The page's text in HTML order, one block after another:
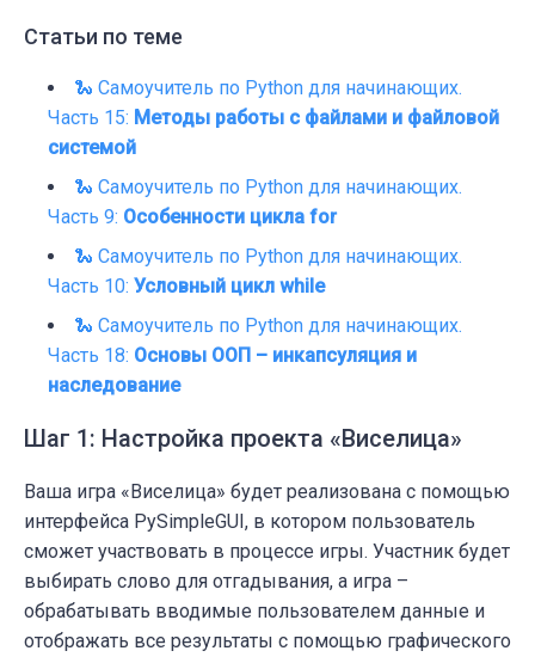
Статьи по теме
🐍 Самоучитель по Python для начинающих.
Часть 15: Методы работы с файлами и файловой
системой
🐍 Самоучитель по Python для начинающих.
Часть 9: Особенности цикла for
🐍 Самоучитель по Python для начинающих.
Часть 10: Условный цикл while
🐍 Самоучитель по Python для начинающих.
Часть 18: Основы ООП – инкапсуляция и
наследование
Шаг 1: Настройка проекта «Виселица»
Ваша игра «Виселица» будет реализована с помощью
интерфейса PySimpleGUI, в котором пользователь
сможет участвовать в процессе игры. Участник будет
выбирать слово для отгадывания, а игра –
обрабатывать вводимые пользователем данные и
отображать все результаты с помощью графического